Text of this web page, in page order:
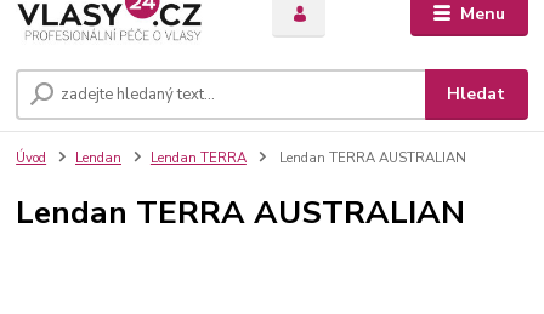
Menu
Hledat
Úvod Lendan Lendan TERRA Lendan TERRA AUSTRALIAN
Lendan TERRA AUSTRALIAN